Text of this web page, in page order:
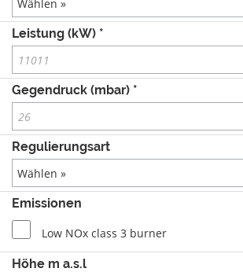
Leistung (kW) *
Gegendruck (mbar) *
Regulierungsart
Emissionen
Low NOx class 3 burner
Höhe m a.s.l